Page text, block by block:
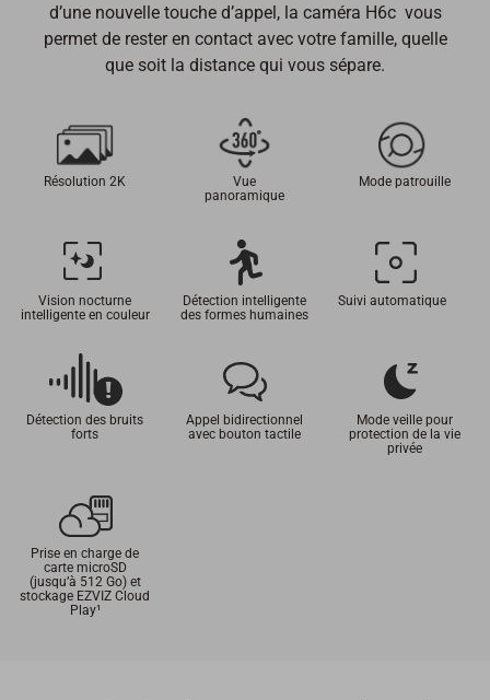
d’une nouvelle touche d’appel, la caméra H6c vous
permet de rester en contact avec votre famille, quelle
que soit la distance qui vous sépare.
Résolution 2K
Vue
panoramique
Mode patrouille
Vision nocturne
intelligente en couleur
Détection intelligente
des formes humaines
Suivi automatique
Détection des bruits
forts
Appel bidirectionnel
avec bouton tactile
Mode veille pour
protection de la vie
privée
Prise en charge de
carte microSD
(jusqu’à 512 Go) et
stockage EZVIZ Cloud
Play¹